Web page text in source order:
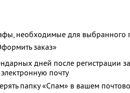
необходимые для выбранного
заказ»
дней после регистрации
почту
папку «Спам» в вашем